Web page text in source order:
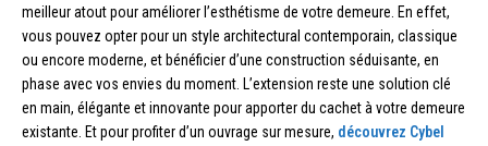
meilleur atout pour améliorer l’esthétisme de votre demeure. En effet,
vous pouvez opter pour un style architectural contemporain, classique
ou encore moderne, et bénéficier d’une construction séduisante, en
phase avec vos envies du moment. L’extension reste une solution clé
en main, élégante et innovante pour apporter du cachet à votre demeure
existante. Et pour profiter d’un ouvrage sur mesure, découvrez Cybel